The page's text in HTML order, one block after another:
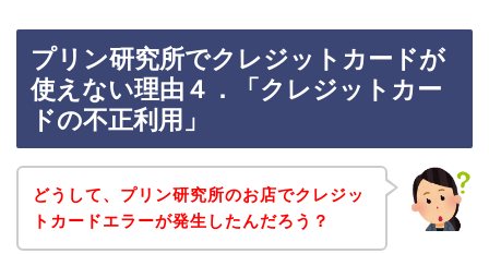
プリン研究所でクレジットカードが
使えない理由４．「クレジットカー
ドの不正利用」
どうして、プリン研究所のお店でクレジッ
トカードエラーが発生したんだろう？